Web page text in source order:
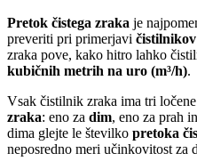
Pretok čistega zraka je
preveriti pri primerjavi
zraka pove, kako hitro lahko
kubičnih metrih na uro (m³/h).
Vsak čistilnik zraka ima tri ločene
zraka: eno za dim, eno za prah
dima glejte le številko pretoka
neposredno meri učinkovitost za